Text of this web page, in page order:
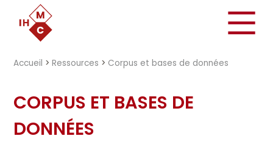
Accueil >Ressources > Corpus et bases de données
CORPUS ET BASES DE
DONNÉES